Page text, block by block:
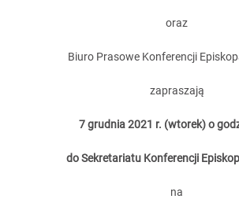
oraz
Biuro Prasowe Konferencji
zapraszają
7 grudnia 2021 r. (wtorek) o
do Sekretariatu Konferencji
na